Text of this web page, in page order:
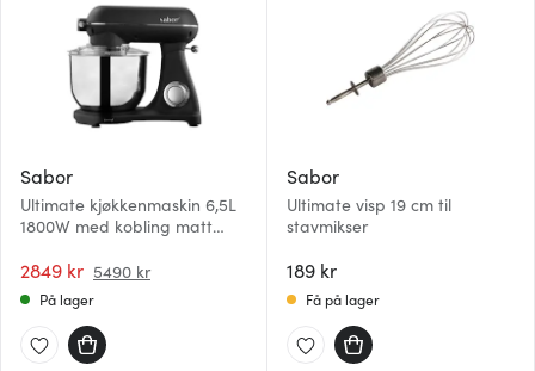
Sabor
Ultimate kjøkkenmaskin 6,5L
1800W med kobling matt
2849 kr 5490 kr
På lager
Sabor
Ultimate visp 19 cm til
stavmikser
189 kr
Få på lager